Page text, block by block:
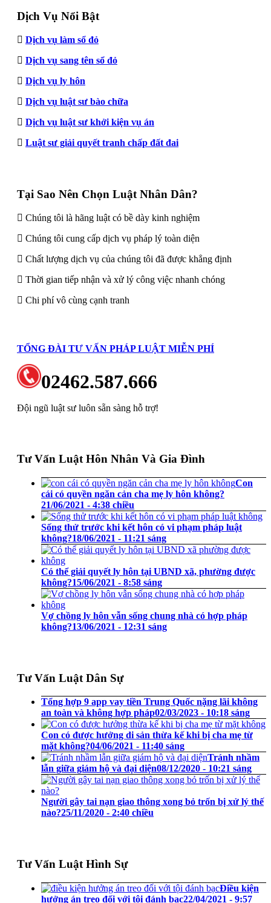
Dịch Vụ Nổi Bật
Dịch vụ làm sổ đỏ
Dịch vụ sang tên sổ đỏ
Dịch vụ ly hôn
Dịch vụ luật sư bào chữa
Dịch vụ luật sư khởi kiện vụ án
Luật sư giải quyết tranh chấp đất đai
Tại Sao Nên Chọn Luật Nhân Dân?
Chúng tôi là hãng luật có bề dày kinh nghiệm
Chúng tôi cung cấp dịch vụ pháp lý toàn diện
Chất lượng dịch vụ của chúng tôi đã được khẳng định
Thời gian tiếp nhận và xử lý công việc nhanh chóng
Chi phí vô cùng cạnh tranh
TỔNG ĐÀI TƯ VẤN PHÁP LUẬT MIỄN PHÍ
02462.587.666
Đội ngũ luật sư luôn sẵn sàng hỗ trợ!
Tư Vấn Luật Hôn Nhân Và Gia Đình
Con
cái có quyền ngăn cản cha mẹ ly hôn không?
21/06/2021 - 4:38 chiều
Sống thử trước khi kết hôn có vi phạm pháp luật
không?18/06/2021 - 11:21 sáng
Có thể giải quyết ly hôn tại UBND xã, phường được
không?15/06/2021 - 8:58 sáng
Vợ chồng ly hôn vẫn sống chung nhà có hợp pháp
không?13/06/2021 - 12:31 sáng
Tư Vấn Luật Dân Sự
Tổng hợp 9 app vay tiền Trung Quốc nặng lãi không
an toàn và không hợp pháp02/03/2023 - 10:18 sáng
Con có được hưởng di sản thừa kế khi bị cha mẹ từ
mặt không?04/06/2021 - 11:40 sáng
Tránh nhầm
lẫn giữa giám hộ và đại diện08/12/2020 - 10:21 sáng
Người gây tai nạn giao thông xong bỏ trốn bị xử lý thế
nào?25/11/2020 - 2:40 chiều
Tư Vấn Luật Hình Sự
Điều kiện
hưởng án treo đối với tội đánh bạc22/04/2021 - 9:57